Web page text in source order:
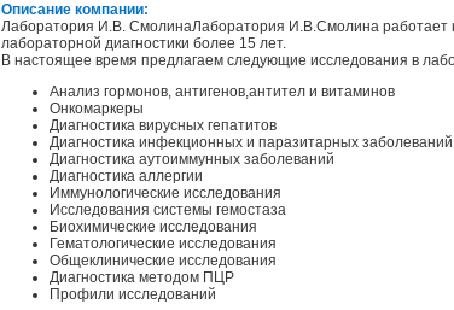
Описание компании:
Лаборатория И.В. СмолинаЛаборатория И.В.Смолина работает
лабораторной диагностики более 15 лет.
В настоящее время предлагаем следующие исследования в
Анализ гормонов, антигенов,антител и витаминов
Онкомаркеры
Диагностика вирусных гепатитов
Диагностика инфекционных и паразитарных заболеваний
Диагностика аутоиммунных заболеваний
Диагностика аллергии
Иммунологические исследования
Исследования системы гемостаза
Биохимические исследования
Гематологические исследования
Общеклинические исследования
Диагностика методом ПЦР
Профили исследований